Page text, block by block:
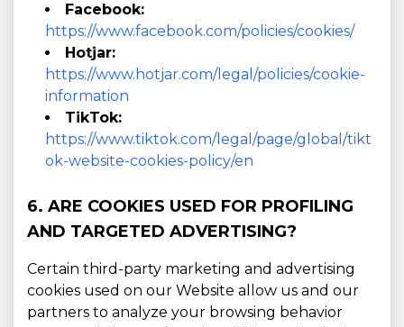
Facebook:
https://www.facebook.com/policies/cookies/
Hotjar:
https://www.hotjar.com/legal/policies/cookie-
information
TikTok:
https://www.tiktok.com/legal/page/global/tikt
ok-website-cookies-policy/en
6. ARE COOKIES USED FOR PROFILING
AND TARGETED ADVERTISING?
Certain third-party marketing and advertising
cookies used on our Website allow us and our
partners to analyze your browsing behavior